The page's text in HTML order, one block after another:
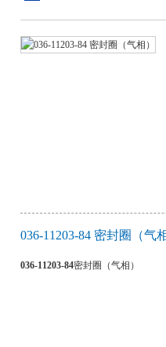
036-11203-84 密封圈（气
036-11203-84密封圈（气相）